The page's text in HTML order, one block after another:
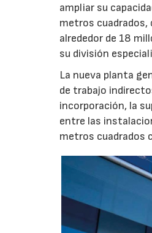
ampliar su
metros cuadrados,
alrededor de 18
su división
La nueva planta
de trabajo
incorporación, la
entre las
metros cuadrados